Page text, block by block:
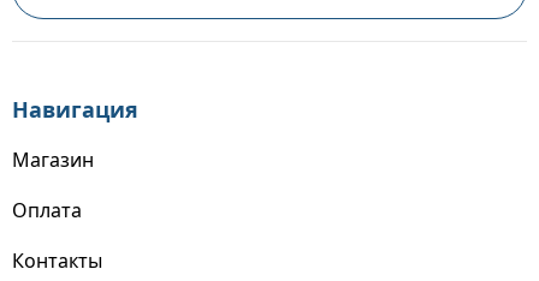
Навигация
Магазин
Оплата
Контакты